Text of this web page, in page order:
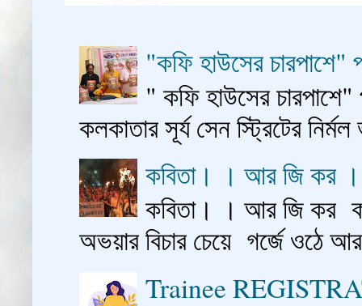
"কফি হাউসের
" কফি হাউসের
কলকাতার সূর্য সেন স্ট্রিটের
কবিতা। । আর জি কর
কবিতা। । আর জি কর
অভয়ার বিচার চেয়ে গর্জে
Trainee